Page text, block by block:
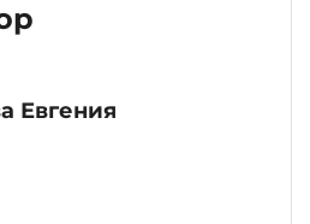
Евгения